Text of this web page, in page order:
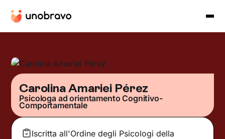
Carolina Amariei Pérez
Psicologa ad orientamento Cognitivo-
Comportamentale
Iscritta all'Ordine degli Psicologi della